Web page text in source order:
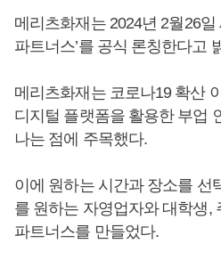
메리츠화재는 2024년 2월26일
파트너스’를 공식 론칭한다고
메리츠화재는 코로나19 확산
디지털 플랫폼을 활용한 부업
나는 점에 주목했다.
이에 원하는 시간과 장소를 선
를 원하는 자영업자와 대학생,
파트너스를 만들었다.